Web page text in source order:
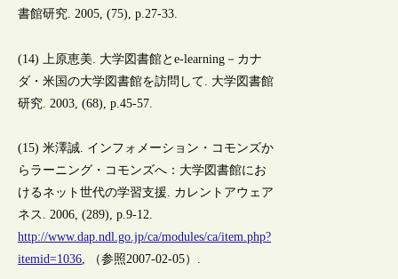
書館研究. 2005, (75), p.27-33.
(14) 上原恵美. 大学図書館とe-learning－カナ
ダ・米国の大学図書館を訪問して. 大学図書館
研究. 2003, (68), p.45-57.
(15) 米澤誠. インフォメーション・コモンズか
らラーニング・コモンズへ：大学図書館にお
けるネット世代の学習支援. カレントアウェア
ネス. 2006, (289), p.9-12.
http://www.dap.ndl.go.jp/ca/modules/ca/item.php?
itemid=1036 , （参照2007-02-05）.